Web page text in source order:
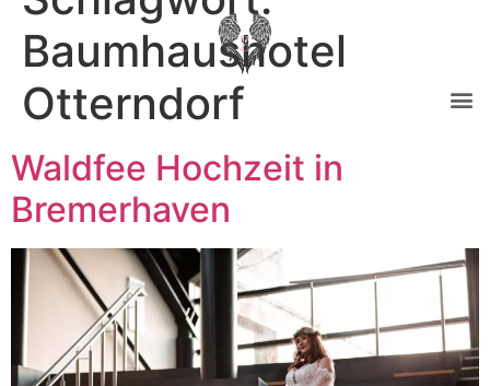
Baumhaushotel
Otterndorf
Waldfee Hochzeit in
Bremerhaven